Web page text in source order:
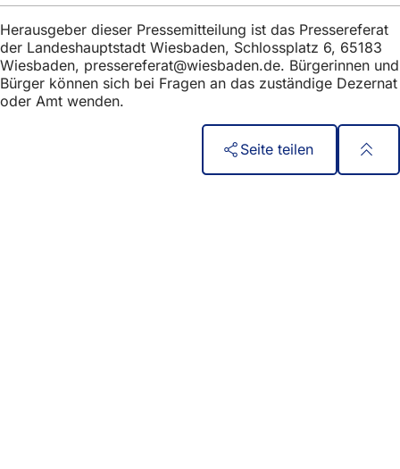
Herausgeber dieser Pressemitteilung ist das Pressereferat
der Landeshauptstadt Wiesbaden, Schlossplatz 6, 65183
Wiesbaden, pressereferat wiesbaden de. Bürgerinnen und
Bürger können sich bei Fragen an das zuständige Dezernat
oder Amt wenden.
Seite teilen